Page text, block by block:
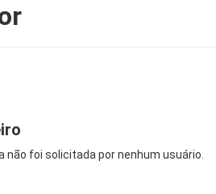
não foi solicitada por nenhum usuário.